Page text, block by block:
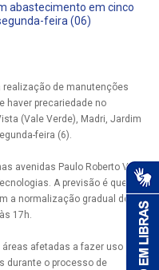
abastecimento em cinco
feira (06)
realização de manutenções
haver precariedade no
(Vale Verde), Madri, Jardim
feira (6).
avenidas Paulo Roberto Vidal,
A previsão é que os
a normalização gradual do
17h.
afetadas a fazer uso
durante o processo de